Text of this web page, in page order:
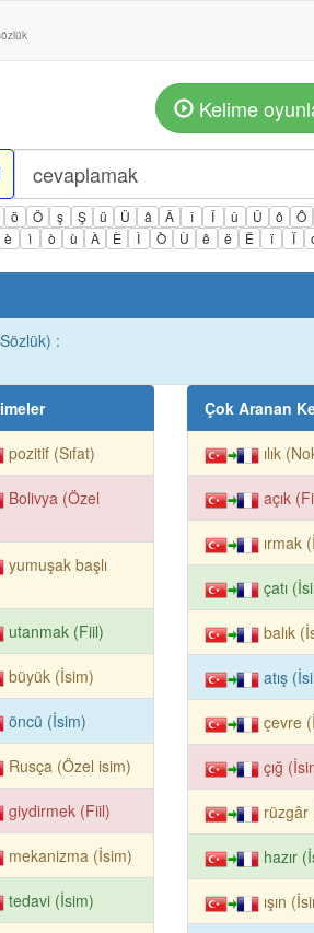
Kelime
ö Ö ş Ş ü Ü â Â î Î û Û ô Ô
è ì ò ù À È Ì Ò Ù ê ë Ë ï Ï
:
pozitif (Sıfat)
Bolivya (Özel
yumuşak başlı
utanmak (Fiil)
büyük (İsim)
öncü (İsim)
Rusça (Özel isim)
giydirmek (Fiil)
mekanizma (İsim)
tedavi (İsim)
Çok Aranan
ılık
açık
ırmak
çatı
balık
atış
çevre
çığ
rüzgâr
hazır
ışın